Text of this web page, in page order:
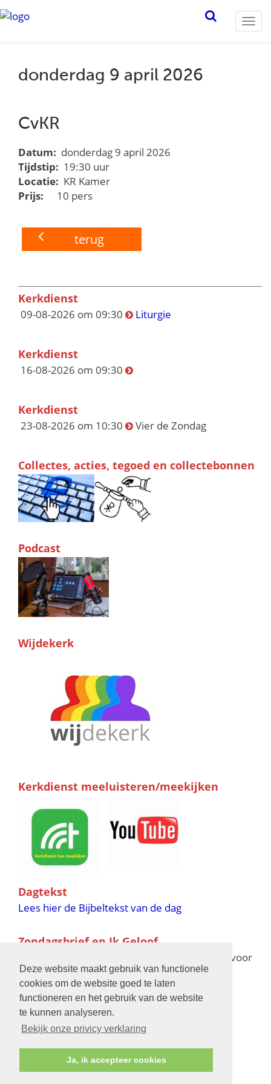
Deze website maakt gebruik van functionele
cookies om de website goed te laten
functioneren en het gebruik van de website
te kunnen analyseren.
Bekijk onze privicy verklaring
Ja, ik accepteer cookies
donderdag 9 april 2026
CvKR
Datum: donderdag 9 april 2026
Tijdstip: 19:30 uur
Locatie: KR Kamer
Prijs:
10 pers
terug
Kerkdienst
09-08-2026 om 09:30 Liturgie
Kerkdienst
16-08-2026 om 09:30
Kerkdienst
23-08-2026 om 10:30 Vier de Zondag
Collectes, acties, tegoed en collectebonnen
Podcast
Wijdekerk
Kerkdienst meeluisteren/meekijken
Dagtekst
Lees hier de Bijbeltekst van de dag
Zondagsbrief en Ik Geloof
voor
de verschijningsdata in 2025 en 2026
Bijbelschool